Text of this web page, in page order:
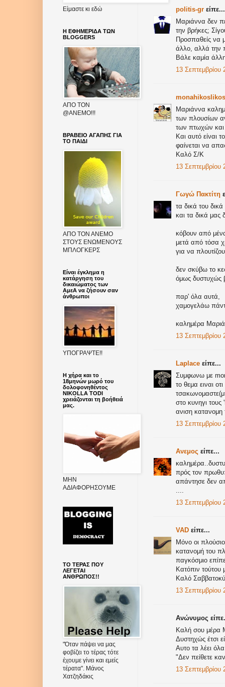
politis-gr είπε...
Μαριάννα δεν
την βρήκες;
Προσπαθείς να
άλλο, αλλά την
Βάλε καμία
13 Σεπτεμβρίου
monahikoslikos
Μαριάννα
των πλουσίων
των πτωχών
Και αυτό είναι
φαίνεται να
Καλό Σ/Κ
13 Σεπτεμβρίου
Γωγώ Πακτίτη
τα δικά του δικά
και τα δικά μας
κόβουν από
μετά από τόσα
για να
δεν σκύβω το
όμως δυστυχώς
παρ' όλα αυτά,
χαμογελάω
καλημέρα
13 Σεπτεμβρίου
Laplace είπε...
Συμφωνω με
το θεμα ειναι
στο κυνηγι
ανιση
13 Σεπτεμβρίου
Aνεμος είπε...
πρός τον
απάντησε δεν
....
13 Σεπτεμβρίου
VAD είπε...
Μόνο οι
κατανομή του
παγκόσμιο
Κατόπιν τούτου
Καλό
13 Σεπτεμβρίου
Ανώνυμος
Καλή σου μέρα
Δυστηχώς έτσι
Αυτο τα λέει όλα
"Δεν πείθετε
13 Σεπτεμβρίου
Είμαστε κι εδώ
Η ΕΦΗΜΕΡΙΔΑ ΤΩΝ
BLOGGERS
AΠΟ ΤΟΝ
@ΑΝΕΜΟ!!!
ΒΡΑΒΕΙΟ ΑΓΑΠΗΣ ΓΙΑ
ΤΟ ΠΑΙΔΙ
ΑΠΟ ΤΟΝ ΑΝΕΜΟ
ΣΤΟΥΣ ΕΝΩΜΕΝΟΥΣ
ΜΠΛΟΓΚΕΡΣ
Είναι έγκλημα η
κατάργηση του
δικαιώματος των
ΑμεΑ να ζήσουν σαν
άνθρωποι
ΥΠΟΓΡΑΨΤΕ!!
Η χήρα και το
18μηνών μωρό του
δολοφονηθέντος
NIKOLLA TODI
χρειάζονται τη βοήθειά
μας.
ΜΗΝ
ΑΔΙΑΦΟΡΗΣΟΥΜΕ
ΤΟ ΤΕΡΑΣ ΠΟΥ
ΛΕΓΕΤΑΙ
ΑΝΘΡΩΠΟΣ!!
"Όταν πάψει να μας
φοβίζει το τέρας τότε
έχουμε γίνει και εμείς
τέρατα". Μάνος
Χατζηδάκις